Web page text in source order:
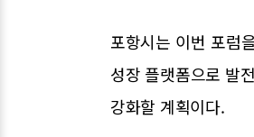
포항시는 이번 포럼
성장 플랫폼으로 발
강화할 계획이다.